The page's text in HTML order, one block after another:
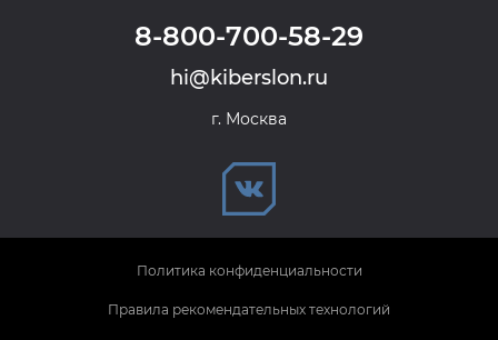
8-800-700-58-29
hi@kiberslon.ru
г. Москва
Политика конфиденциальности
Правила рекомендательных технологий